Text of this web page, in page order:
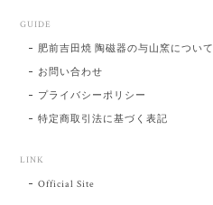
GUIDE
肥前吉田焼 陶磁器の与山窯について
お問い合わせ
プライバシーポリシー
特定商取引法に基づく表記
LINK
Official Site